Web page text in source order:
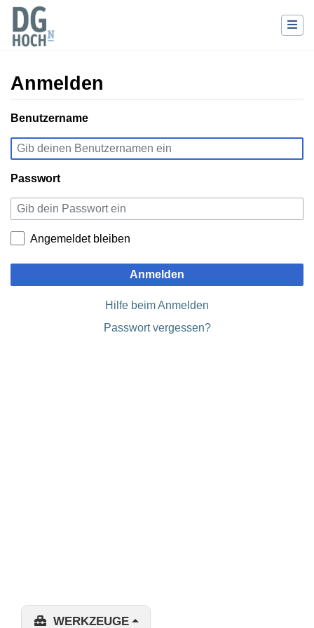
Anmelden
Wechseln zu:Navigation
Benutzername
Passwort
Angemeldet bleiben
Anmelden
Hilfe beim Anmelden
Passwort vergessen?
WERKZEUGE